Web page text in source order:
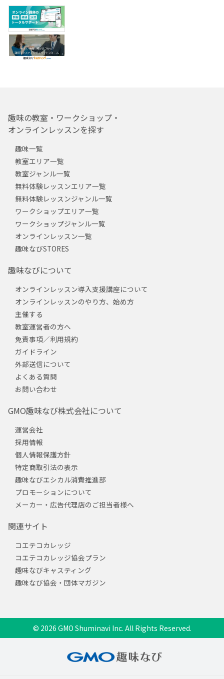
趣味の教室・ワークショップ・
オンラインレッスンを探す
趣味一覧
教室エリア一覧
教室ジャンル一覧
無料体験レッスンエリア一覧
無料体験レッスンジャンル一覧
ワークショップエリア一覧
ワークショップジャンル一覧
オンラインレッスン一覧
趣味なびSTORES
趣味なびについて
オンラインレッスン導入支援講座について
オンラインレッスンのやり方、始め方
主催する
教室運営者の方へ
免責事項／利用規約
ガイドライン
外部送信について
よくある質問
お問い合わせ
GMO趣味なび株式会社について
運営会社
採用情報
個人情報保護方針
特定商取引法の表示
趣味なびエシカル消費推進部
プロモーションについて
メーカー・広告代理店のご担当者様へ
関連サイト
コエテコカレッジ
コエテコカレッジ協会プラン
趣味なびキャスティング
趣味なび協会・団体マガジン
© 2026 GMO Shuminavi Inc. All Rights Reserved.